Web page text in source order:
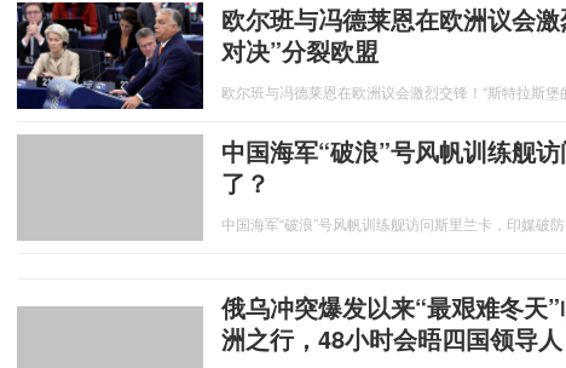
欧尔班与冯德莱恩在欧洲议会
对决”分裂欧盟
欧尔班与冯德莱恩在欧洲议会激烈交锋！“斯特拉斯堡
中国海军“破浪”号风帆训练舰
了？
中国海军“破浪”号风帆训练舰访问斯里兰卡，印媒破防
俄乌冲突爆发以来“最艰难冬天
洲之行，48小时会晤四国领导人